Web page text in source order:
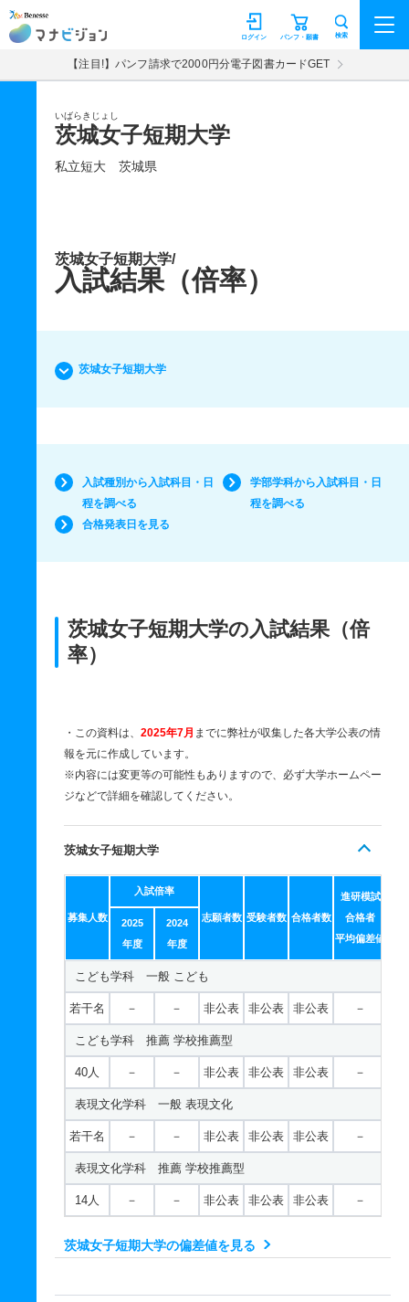
マナビジョン パンフ・願書
ログイン 検索
【注目!】パンフ請求で2000円分電子図書カードGET
いばらきじょし
茨城女子短期大学
私立短大 茨城県
茨城女子短期大学/
入試結果（倍率）
茨城女子短期大学
入試種別から入試科目・日
程を調べる
学部学科から入試科目・日
程を調べる
合格発表日を見る
茨城女子短期大学の入試結果（倍
率）
・この資料は、 2025年7月 までに弊社が収集した各大学公表の情
報を元に作成しています。
※内容には変更等の可能性もありますので、必ず大学ホームペー
ジなどで詳細を確認してください。
茨城女子短期大学
募集人数
入試倍率
志願者数 受験者数 合格者数
進研模試
合格者
平均偏差値
2025
年度
2024
年度
こども学科 一般 こども
若干名 － － 非公表 非公表 非公表 －
こども学科 推薦 学校推薦型
40人 － － 非公表 非公表 非公表 －
表現文化学科 一般 表現文化
若干名 － － 非公表 非公表 非公表 －
表現文化学科 推薦 学校推薦型
14人 － － 非公表 非公表 非公表 －
茨城女子短期大学の偏差値を見る